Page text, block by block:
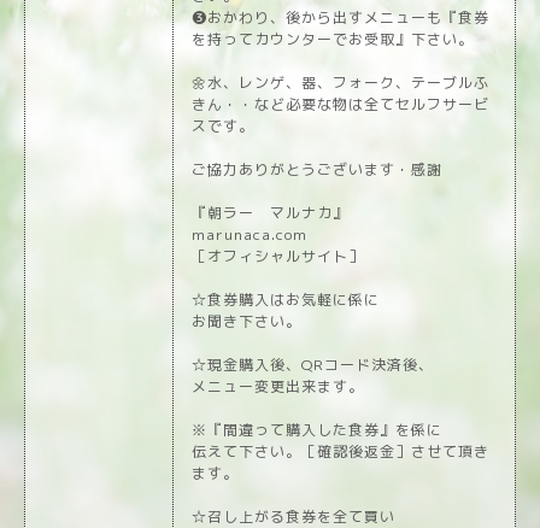
❸おかわり、後から出すメニューも『食券
を持ってカウンターでお受取』下さい。
🌼水、レンゲ、器、フォーク、テーブルふ
きん・・など必要な物は全てセルフサービ
スです。
ご協力ありがとうございます・感謝
『朝ラー マルナカ』
marunaca.com
［オフィシャルサイト］
☆食券購入はお気軽に係に
お聞き下さい。
☆現金購入後、QRコード決済後、
メニュー変更出来ます。
※『間違って購入した食券』を係に
伝えて下さい。［確認後返金］させて頂き
ます。
☆召し上がる食券を全て買い